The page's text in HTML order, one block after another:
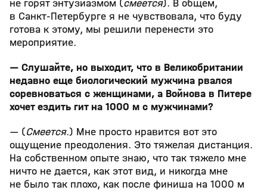
не горят энтузиазмом (смеется). В общем,
в Санкт-Петербурге я не чувствовала, что буду
готова к этому, мы решили перенести это
мероприятие.
— Слушайте, но выходит, что в Великобритании
недавно еще биологический мужчина рвался
соревноваться с женщинами, а Войнова в Питере
хочет ездить гит на 1000 м с мужчинами?
— (Смеется.) Мне просто нравится вот это
ощущение преодоления. Это тяжелая дистанция.
На собственном опыте знаю, что так тяжело мне
ничто не дается, как этот вид, и никогда мне
не было так плохо, как после финиша на 1000 м